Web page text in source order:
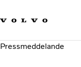
Hållbara
Pressmeddelande